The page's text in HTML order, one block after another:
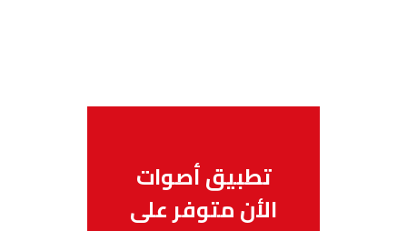
تطبيق أصوات
الأن متوفر على